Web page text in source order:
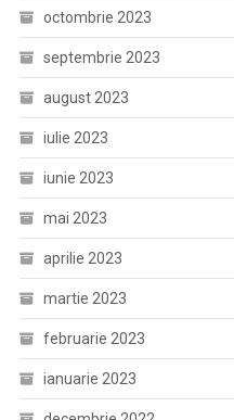
octombrie 2023
septembrie 2023
august 2023
iulie 2023
iunie 2023
mai 2023
aprilie 2023
martie 2023
februarie 2023
ianuarie 2023